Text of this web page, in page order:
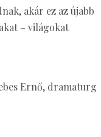
akár ez az újabb
– világokat
Ernő, dramaturg